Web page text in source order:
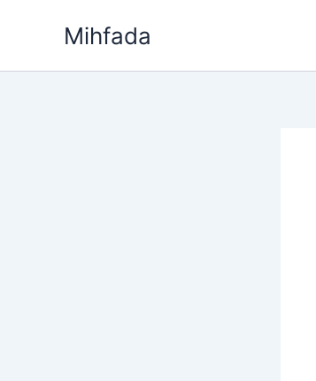
Mihfada